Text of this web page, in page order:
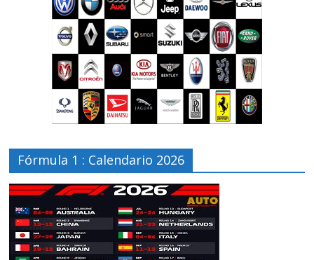
Fórmula 1 : Calendario 2026